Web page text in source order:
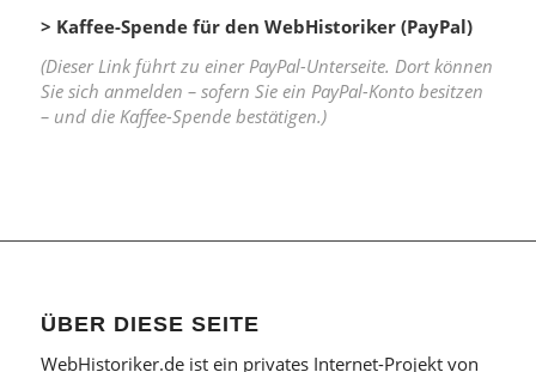
> Kaffee-Spende für den WebHistoriker (PayPal)
(Dieser Link führt zu einer PayPal-Unterseite. Dort können
Sie sich anmelden – sofern Sie ein PayPal-Konto besitzen
– und die Kaffee-Spende bestätigen.)
ÜBER DIESE SEITE
WebHistoriker.de ist ein privates Internet-Projekt von